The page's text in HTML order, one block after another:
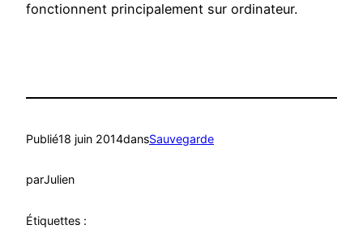
fonctionnent principalement sur ordinateur.
Publié18 juin 2014dansSauvegarde
parJulien
Étiquettes :